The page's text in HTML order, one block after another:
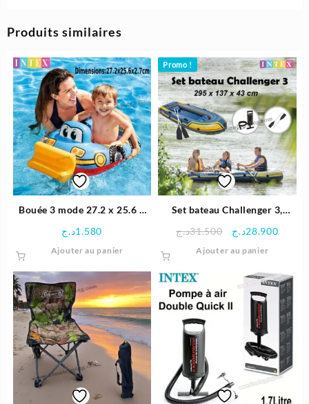
Produits similaires
Bouée 3 mode 27.2 x 25.6 x
1.580د.ج
Ajouter au panier
Promo !
Set bateau Challenger 3,
31.500د.ج
Le
était :
31.500د.ج.
28.900د.ج
Le
est :
Ajouter au panier